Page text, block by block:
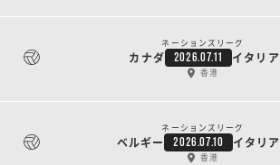
ネーションズリーグ
カナダ 2026.07.11 イタリア
香港
ネーションズリーグ
ベルギー 2026.07.10 イタリア
香港